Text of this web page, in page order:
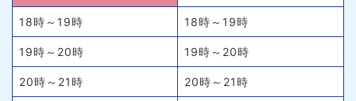
18時～19時 18時～19時
19時～20時 19時～20時
20時～21時 20時～21時